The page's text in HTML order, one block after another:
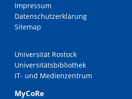
Impressum
Datenschutzerklärung
Sitemap
Universität Rostock
Universitätsbibliothek
IT- und Medienzentrum
MyCoRe